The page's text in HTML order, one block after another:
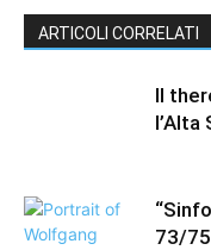
ARTICOLI CORRELATI
Il
l’Alta
73/